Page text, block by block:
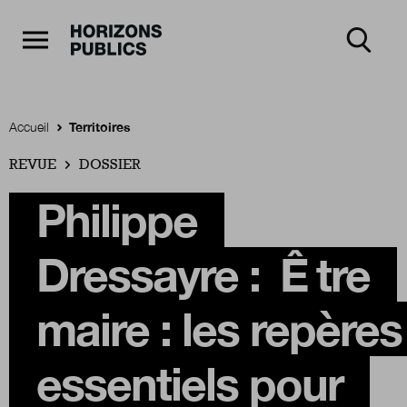
Accueil
Rubriques
Thèmes
Numéros
Accueil Territoires
REVUE DOSSIER
Philippe
Dressayre : Être
maire : les repères
essentiels pour